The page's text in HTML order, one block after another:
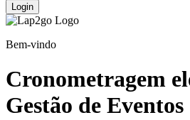
Login
Bem-vindo
Cronometragem
Gestão de Eventos